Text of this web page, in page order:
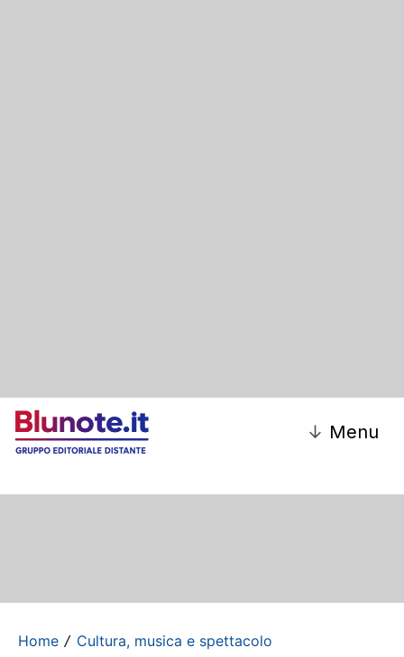
↓ Menu
Home / Cultura, musica e spettacolo